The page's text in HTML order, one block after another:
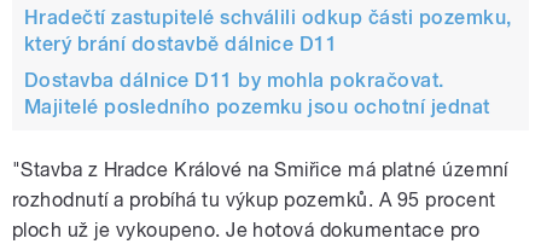
Hradečtí zastupitelé schválili odkup části pozemku,
který brání dostavbě dálnice D11
Dostavba dálnice D11 by mohla pokračovat.
Majitelé posledního pozemku jsou ochotní jednat
"Stavba z Hradce Králové na Smiřice má platné územní
rozhodnutí a probíhá tu výkup pozemků. A 95 procent
ploch už je vykoupeno. Je hotová dokumentace pro